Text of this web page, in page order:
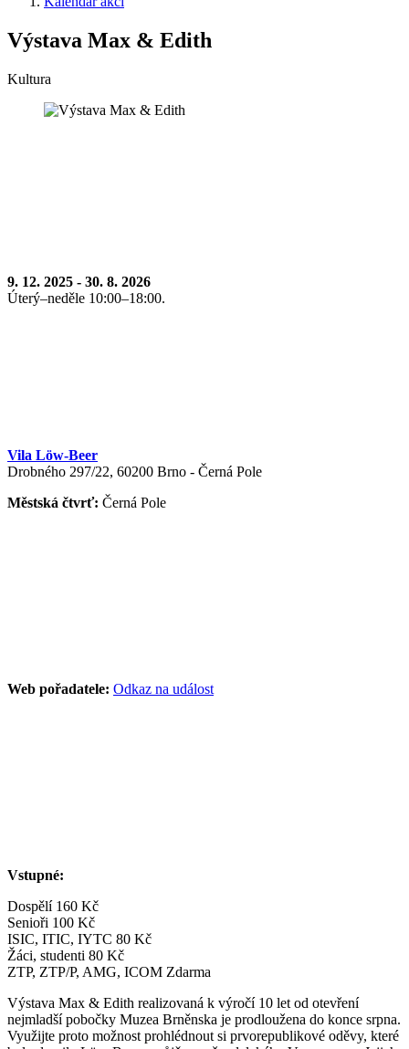
Výstava Max & Edith
Kultura
9. 12. 2025 - 30. 8. 2026
Úterý–neděle 10:00–18:00.
Vila Löw-Beer
Drobného 297/22, 60200 Brno - Černá Pole
Městská čtvrť: Černá Pole
Web pořadatele: Odkaz na událost
Vstupné:
Dospělí 160 Kč
Senioři 100 Kč
ISIC, ITIC, IYTC 80 Kč
Žáci, studenti 80 Kč
ZTP, ZTP/P, AMG, ICOM Zdarma
Výstava Max & Edith realizovaná k výročí 10 let od otevření
nejmladší pobočky Muzea Brněnska je prodloužena do konce srpna.
Využijte proto možnost prohlédnout si prvorepublikové oděvy, které